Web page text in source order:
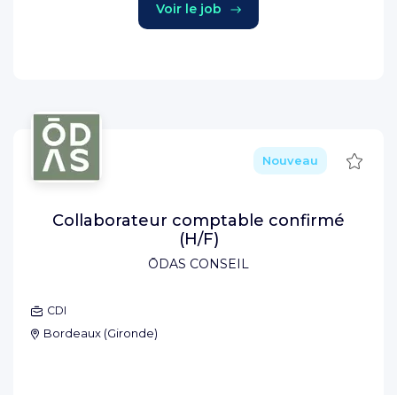
Voir le job
ŌDAS CONSEIL
Nouveau
Collaborateur comptable confirmé
(H/F)
CDI
Bordeaux (Gironde)